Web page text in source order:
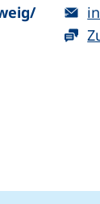
Fenster)